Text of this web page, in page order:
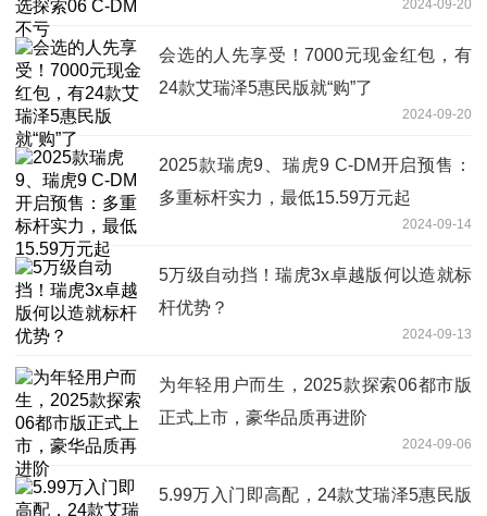
2024-09-20
会选的人先享受！7000元现金红包，有
24款艾瑞泽5惠民版就“购”了
2024-09-20
2025款瑞虎9、瑞虎9 C-DM开启预售：
多重标杆实力，最低15.59万元起
2024-09-14
5万级自动挡！瑞虎3x卓越版何以造就标
杆优势？
2024-09-13
为年轻用户而生，2025款探索06都市版
正式上市，豪华品质再进阶
2024-09-06
5.99万入门即高配，24款艾瑞泽5惠民版